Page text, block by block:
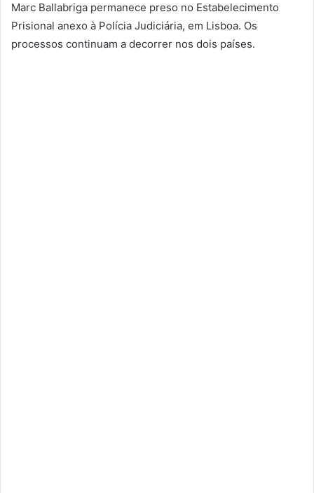
Marc Ballabriga permanece preso no Estabelecimento
Prisional anexo à Polícia Judiciária, em Lisboa. Os
processos continuam a decorrer nos dois países.